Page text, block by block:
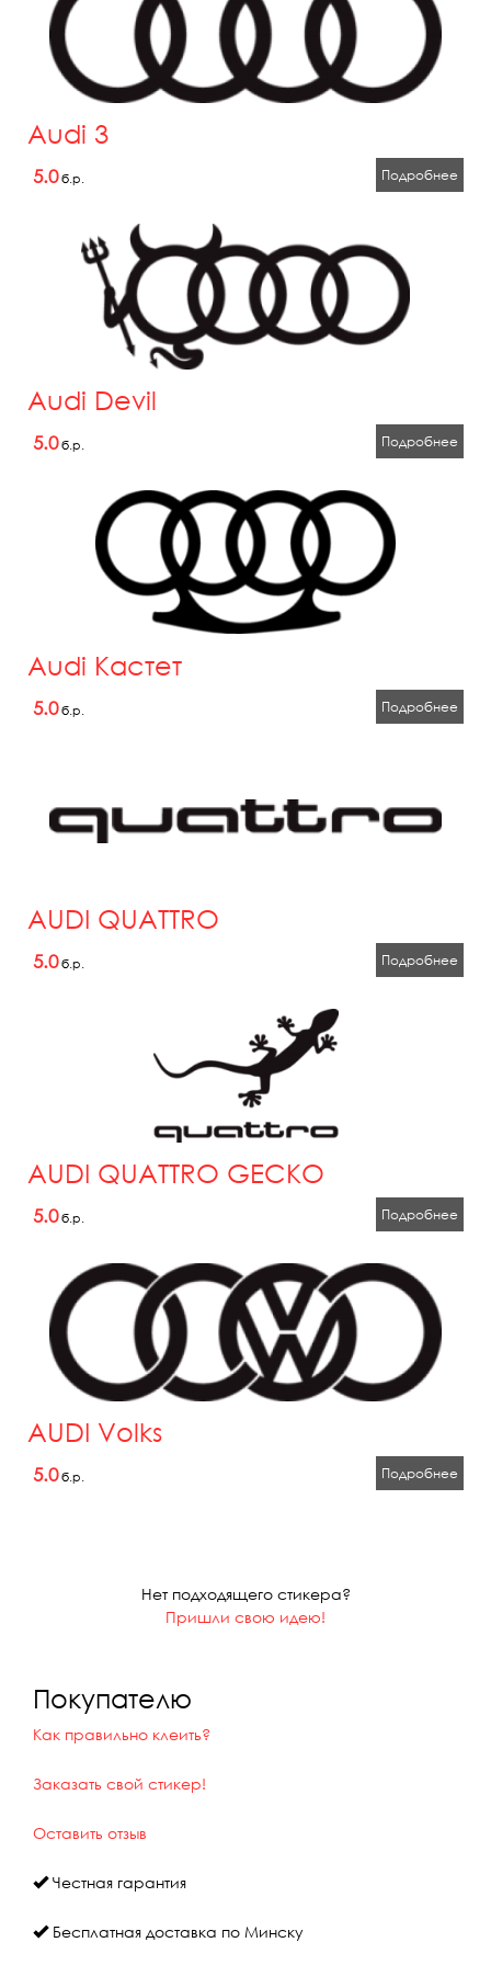
Audi 3
5.0б.р. Подробнее
Audi Devil
5.0б.р. Подробнее
Audi Кастет
5.0б.р. Подробнее
AUDI QUATTRO
5.0б.р. Подробнее
AUDI QUATTRO GECKO
5.0б.р. Подробнее
AUDI Volks
5.0б.р. Подробнее
Нет подходящего стикера?
Пришли свою идею!
Покупателю
Как правильно клеить?
Заказать свой стикер!
Оставить отзыв
Честная гарантия
Бесплатная доставка по Минску